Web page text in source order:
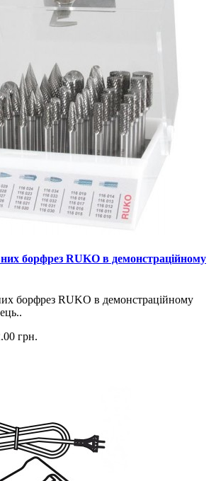
борфрез RUKO в демонстраційному
борфрез RUKO в демонстраційному
грн.